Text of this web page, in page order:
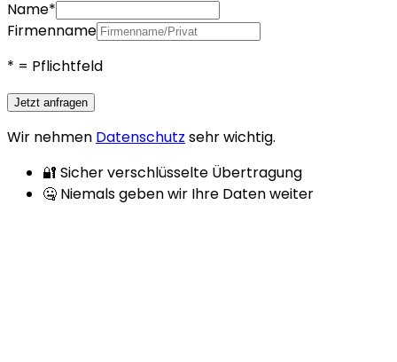
Name*
Firmenname
* = Pflichtfeld
Jetzt anfragen
Wir nehmen Datenschutz sehr wichtig.
🔐 Sicher verschlüsselte Übertragung
🤐 Niemals geben wir Ihre Daten weiter